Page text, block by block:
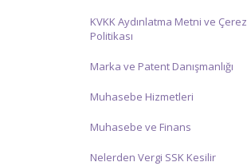
KVKK Aydınlatma Metni ve Çerez
Politikası
Marka ve Patent Danışmanlığı
Muhasebe Hizmetleri
Muhasebe ve Finans
Nelerden Vergi SSK Kesilir